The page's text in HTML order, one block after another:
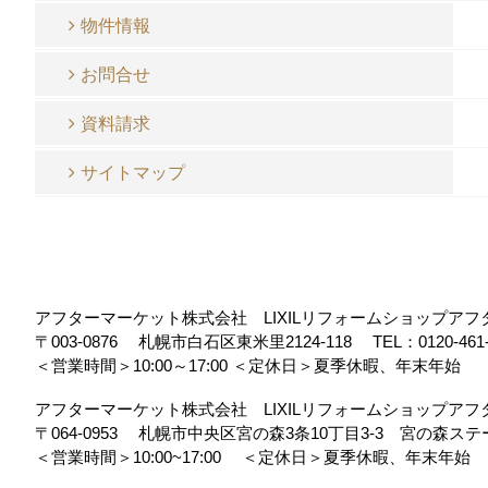
物件情報
お問合せ
資料請求
サイトマップ
アフターマーケット株式会社 LIXILリフォームショップアフ
〒003-0876
札幌市白石区東米里2124-118 TEL： 0120-
＜営業時間＞10:00～17:00 ＜定休日＞夏季休暇、年末年始
アフターマーケット株式会社 LIXILリフォームショップアフ
〒064-0953
札幌市中央区宮の森3条10丁目3-3 宮の森ス
＜営業時間＞10:00~17:00
＜定休日＞夏季休暇、年末年始